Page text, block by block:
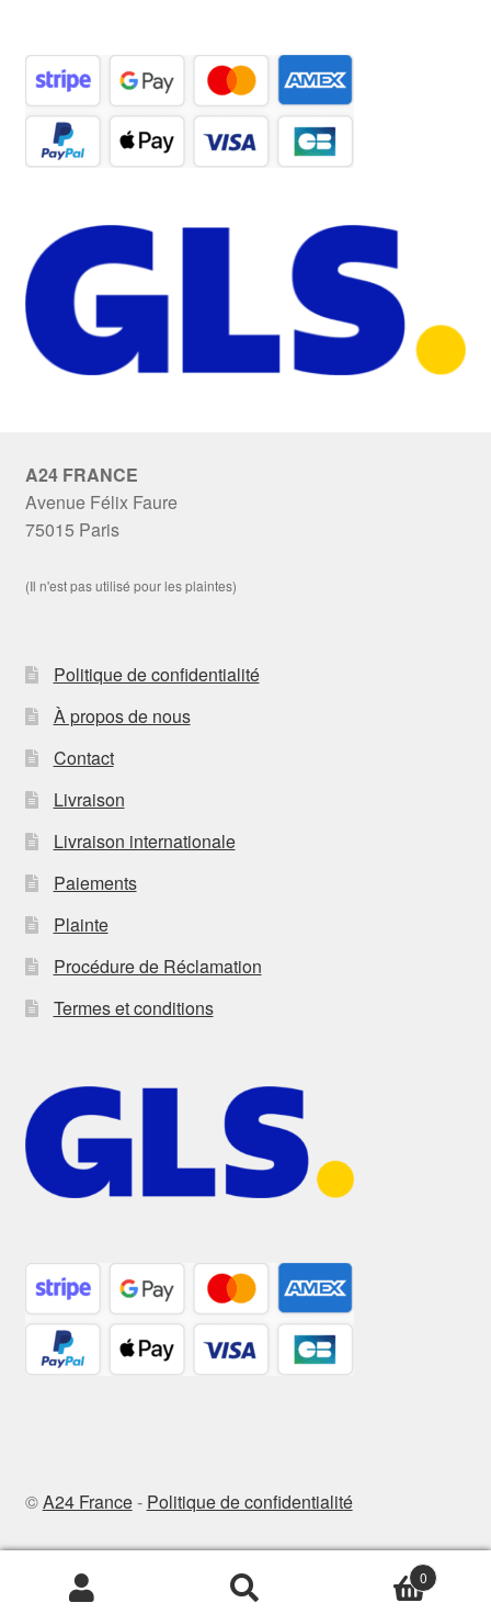
A24 FRANCE
Avenue Félix Faure
75015 Paris
(Il n'est pas utilisé pour les plaintes)
Politique de confidentialité
À propos de nous
Contact
Livraison
Livraison internationale
Paiements
Plainte
Procédure de Réclamation
Termes et conditions
©A24 France- Politique de confidentialité
Recherche
Recherche
0